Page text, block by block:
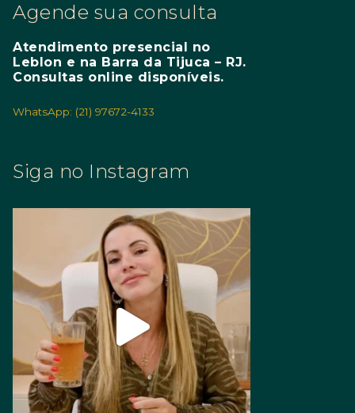
Agende sua consulta
Atendimento presencial no
Leblon e na Barra da Tijuca – RJ.
Consultas online disponíveis.
WhatsApp: (21) 97672-4133
Siga no Instagram